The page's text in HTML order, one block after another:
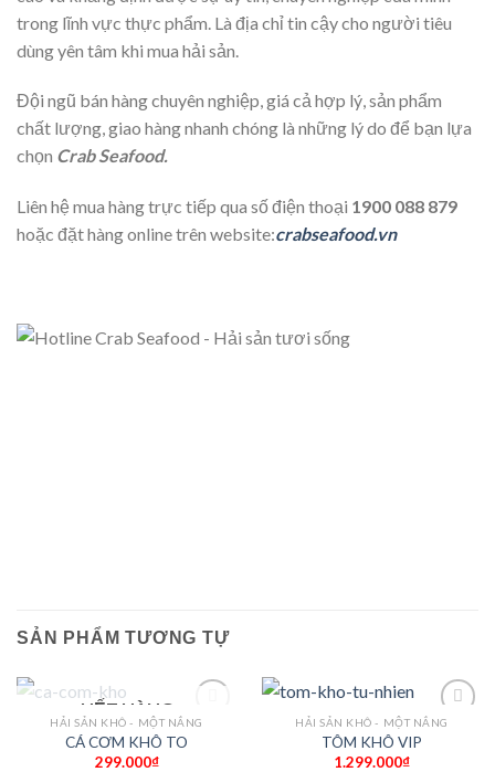
trong lĩnh vực thực phẩm. Là địa chỉ tin cậy cho người tiêu
dùng yên tâm khi mua hải sản.
Đội ngũ bán hàng chuyên nghiệp, giá cả hợp lý, sản phẩm
chất lượng, giao hàng nhanh chóng là những lý do để bạn lựa
chọn Crab Seafood.
Liên hệ mua hàng trực tiếp qua số điện thoại 1900 088 879
hoặc đặt hàng online trên website:crabseafood.vn
SẢN PHẨM TƯƠNG TỰ
Add to
wishlist
HẾT HÀNG
HẢI SẢN KHÔ - MỘT NẮNG
CÁ CƠM KHÔ TO
299.000₫
Add to
HẢI SẢN KHÔ - MỘT NẮNG
TÔM KHÔ VIP
1.299.000₫